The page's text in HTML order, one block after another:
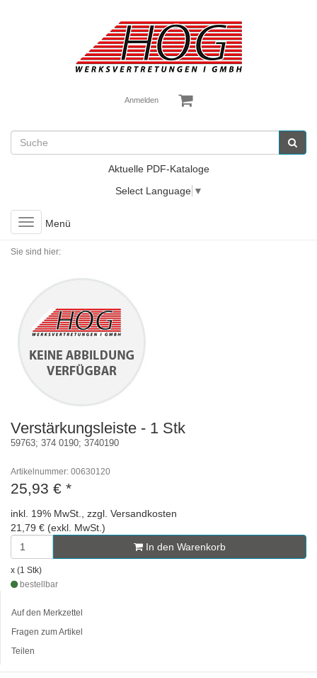
Anmelden
Aktuelle PDF-Kataloge
Select Language ▼
Toggle
navigation
Menü
Sie sind hier:
Verstärkungsleiste - 1 Stk
59763; 374 0190; 3740190
Artikelnummer: 00630120
25,93 € *
inkl. 19% MwSt., zzgl. Versandkosten
21,79 € (exkl. MwSt.)
In den Warenkorb
x (1 Stk)
bestellbar
Auf den Merkzettel
Fragen zum Artikel
Teilen